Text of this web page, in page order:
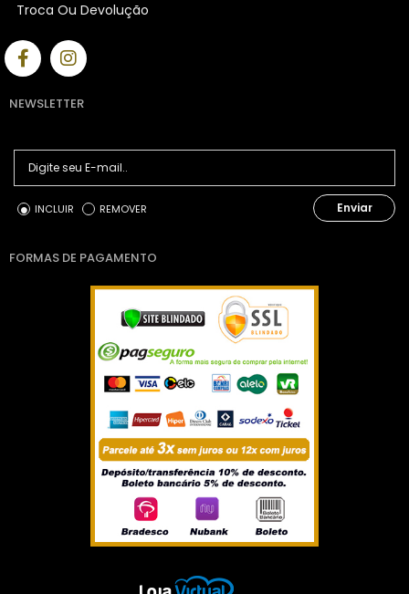
Troca Ou Devolução
NEWSLETTER
INCLUIR REMOVER Enviar
FORMAS DE PAGAMENTO